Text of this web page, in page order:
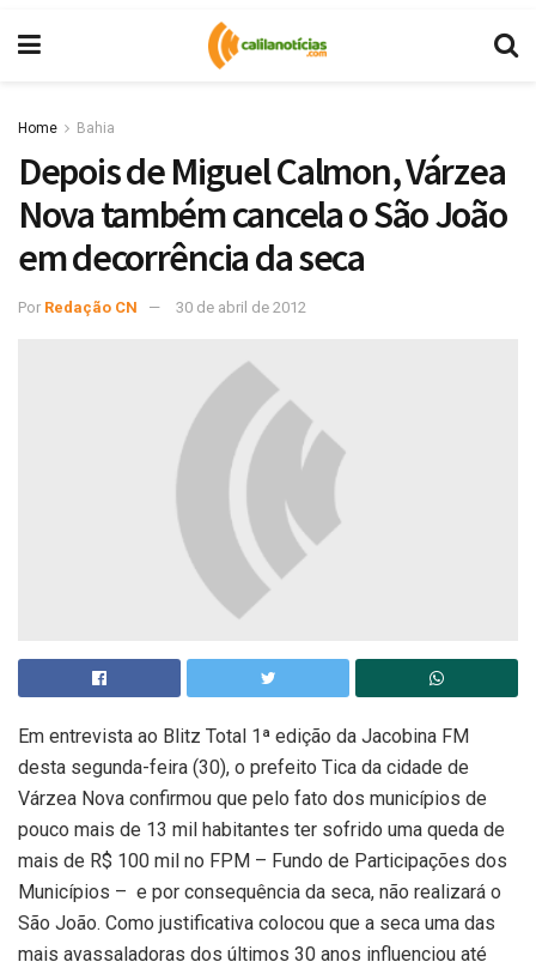
Home Bahia
Depois de Miguel Calmon, Várzea
Nova também cancela o São João
em decorrência da seca
Por Redação CN 30 de abril de 2012
Em entrevista ao Blitz Total 1ª edição da Jacobina FM
desta segunda-feira (30), o prefeito Tica da cidade de
Várzea Nova confirmou que pelo fato dos municípios de
pouco mais de 13 mil habitantes ter sofrido uma queda de
mais de R$ 100 mil no FPM – Fundo de Participações dos
Municípios – e por consequência da seca, não realizará o
São João. Como justificativa colocou que a seca uma das
mais avassaladoras dos últimos 30 anos influenciou até